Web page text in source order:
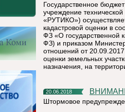
Государственное
учреждение
«РУТИКО»)
кадастровой оценки в
ФЗ «О государственной
ФЗ) и приказом
отношений от
оценки земельных
назначения, на
20.06.2018
Штормовое